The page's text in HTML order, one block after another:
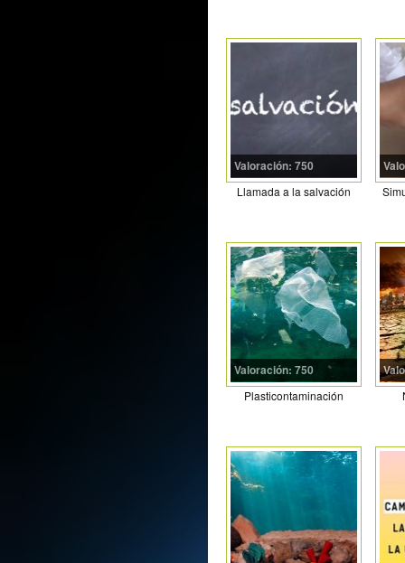
Valoración: 750
Llamada a la salvación
Valoración: 750
Plasticontaminación